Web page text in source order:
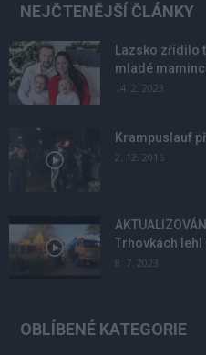
NEJČTENĚJŠÍ ČLÁNKY
Lazsko zřídilo
mladé
14. 2. 2023
Krampuslauf
2. 12. 2016
Trhovkách lehl
8. 7. 2023
OBLÍBENÉ KATEGORIE